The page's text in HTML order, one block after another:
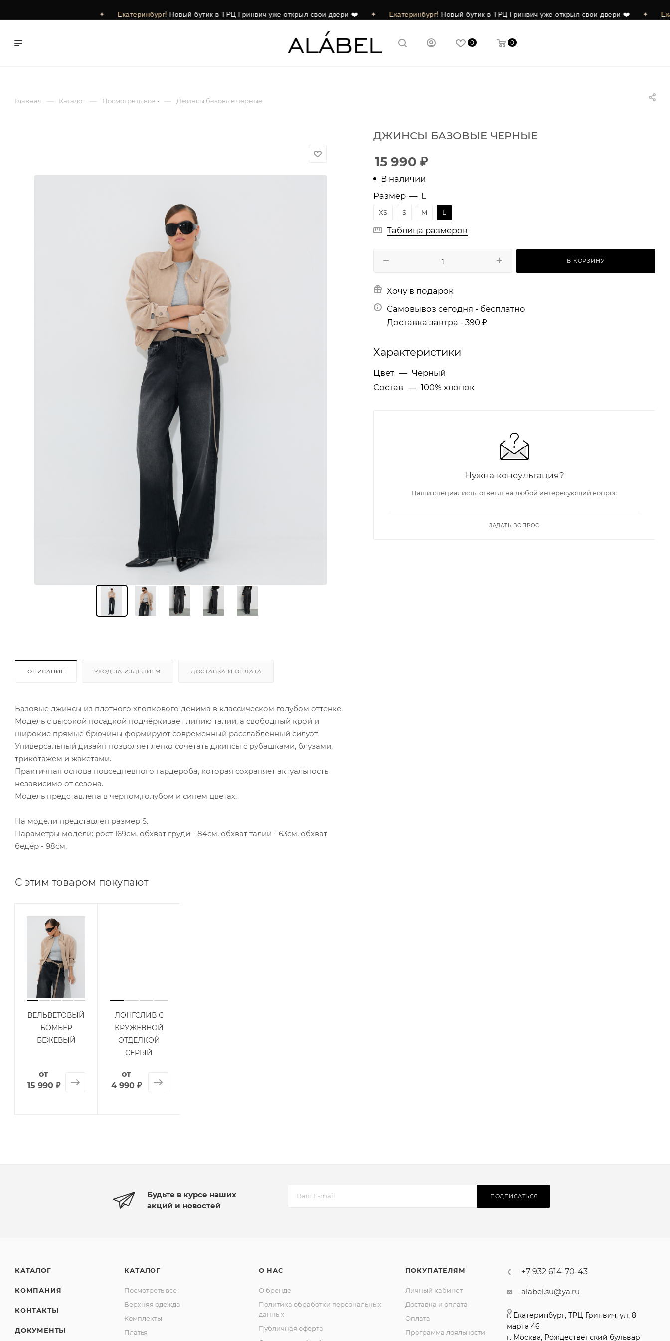
Екатеринбург! Новый бутик в ТРЦ Гринвич уже открыл свои двери ❤️ ✦ Екатеринбург! Новый бутик в ТРЦ Гринвич уже открыл свои двери ❤️ ✦
0 0
Главная — Каталог — Посмотреть все — Джинсы базовые черные
ОПИСАНИЕ УХОД ЗА ИЗДЕЛИЕМ ДОСТАВКА И ОПЛАТА
Базовые джинсы из плотного хлопкового денима в классическом голубом оттенке.
Модель с высокой посадкой подчёркивает линию талии, а свободный крой и
широкие прямые брючины формируют современный расслабленный силуэт.
Универсальный дизайн позволяет легко сочетать джинсы с рубашками, блузами,
трикотажем и жакетами.
Практичная основа повседневного гардероба, которая сохраняет актуальность
независимо от сезона.
Модель представлена в черном,голубом и синем цветах.
На модели представлен размер S.
Параметры модели: рост 169см, обхват груди - 84см, обхват талии - 63см, обхват
бедер - 98см.
С этим товаром покупают
ВЕЛЬВЕТОВЫЙ
БОМБЕР
БЕЖЕВЫЙ
от
15 990 ₽
ЛОНГСЛИВ С
КРУЖЕВНОЙ
ОТДЕЛКОЙ
СЕРЫЙ
от
4 990 ₽
ДЖИНСЫ БАЗОВЫЕ ЧЕРНЫЕ
15 990 ₽
В наличии
Размер — L
XS S M L
Таблица размеров
В КОРЗИНУ
Хочу в подарок
Самовывоз сегодня - бесплатно
Доставка завтра - 390 ₽
Характеристики
Цвет — Черный
Состав — 100% хлопок
Нужна консультация?
Наши специалисты ответят на любой интересующий вопрос
ЗАДАТЬ ВОПРОС
Будьте в курсе наших
акций и новостей
ПОДПИСАТЬСЯ
КАТАЛОГ
КОМПАНИЯ
КОНТАКТЫ
ДОКУМЕНТЫ
КАТАЛОГ
Посмотреть все
Верхняя одежда
Комплекты
Платья
О НАС
О бренде
Политика обработки персональных
данных
Публичная оферта
ПОКУПАТЕЛЯМ
Личный кабинет
Доставка и оплата
Оплата
Программа лояльности
+7 932 614-70-43
alabel.su@ya.ru